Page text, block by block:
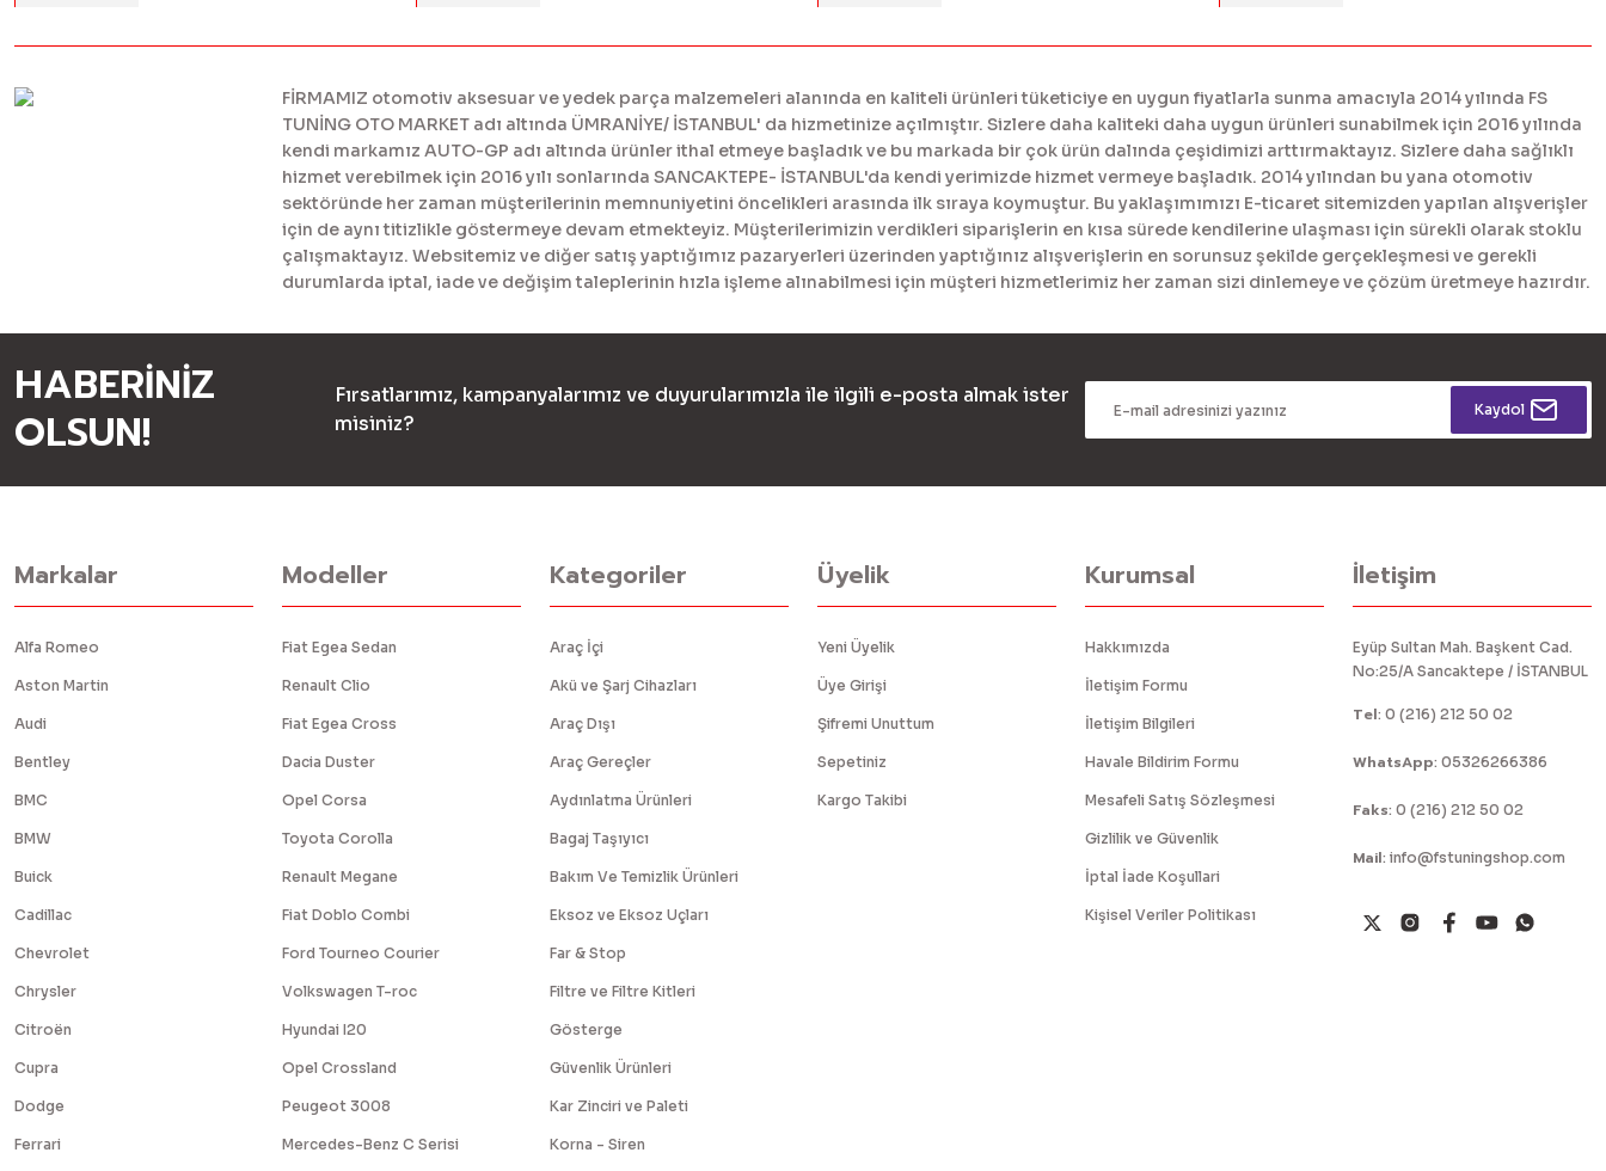
FİRMAMIZ otomotiv aksesuar ve yedek parça malzemeleri alanında en kaliteli ürünleri tüketiciye en uygun fiyatlarla sunma amacıyla 2014 yılında FS
TUNİNG OTO MARKET adı altında ÜMRANİYE/ İSTANBUL' da hizmetinize açılmıştır. Sizlere daha kaliteki daha uygun ürünleri sunabilmek için 2016 yılında
kendi markamız AUTO-GP adı altında ürünler ithal etmeye başladık ve bu markada bir çok ürün dalında çeşidimizi arttırmaktayız. Sizlere daha sağlıklı
hizmet verebilmek için 2016 yılı sonlarında SANCAKTEPE- İSTANBUL'da kendi yerimizde hizmet vermeye başladık. 2014 yılından bu yana otomotiv
sektöründe her zaman müşterilerinin memnuniyetini öncelikleri arasında ilk sıraya koymuştur. Bu yaklaşımımızı E-ticaret sitemizden yapılan alışverişler
için de aynı titizlikle göstermeye devam etmekteyiz. Müşterilerimizin verdikleri siparişlerin en kısa sürede kendilerine ulaşması için sürekli olarak stoklu
çalışmaktayız. Websitemiz ve diğer satış yaptığımız pazaryerleri üzerinden yaptığınız alışverişlerin en sorunsuz şekilde gerçekleşmesi ve gerekli
durumlarda iptal, iade ve değişim taleplerinin hızla işleme alınabilmesi için müşteri hizmetlerimiz her zaman sizi dinlemeye ve çözüm üretmeye hazırdır.
HABERİNİZ
OLSUN!
Fırsatlarımız, kampanyalarımız ve duyurularımızla ile ilgili e-posta almak ister
misiniz?
Kaydol
Markalar
Alfa Romeo
Aston Martin
Audi
Bentley
BMC
BMW
Buick
Cadillac
Chevrolet
Chrysler
Citroën
Cupra
Dodge
Ferrari
Modeller
Fiat Egea Sedan
Renault Clio
Fiat Egea Cross
Dacia Duster
Opel Corsa
Toyota Corolla
Renault Megane
Fiat Doblo Combi
Ford Tourneo Courier
Volkswagen T-roc
Hyundai I20
Opel Crossland
Peugeot 3008
Mercedes-Benz C Serisi
Kategoriler
Araç İçi
Akü ve Şarj Cihazları
Araç Dışı
Araç Gereçler
Aydınlatma Ürünleri
Bagaj Taşıyıcı
Bakım Ve Temizlik Ürünleri
Eksoz ve Eksoz Uçları
Far & Stop
Filtre ve Filtre Kitleri
Gösterge
Güvenlik Ürünleri
Kar Zinciri ve Paleti
Korna - Siren
Üyelik
Yeni Üyelik
Üye Girişi
Şifremi Unuttum
Sepetiniz
Kargo Takibi
Kurumsal
Hakkımızda
İletişim Formu
İletişim Bilgileri
Havale Bildirim Formu
Mesafeli Satış Sözleşmesi
Gizlilik ve Güvenlik
İptal İade Koşullari
Kişisel Veriler Politikası
İletişim
Eyüp Sultan Mah. Başkent Cad.
No:25/A Sancaktepe / İSTANBUL
Tel: 0 (216) 212 50 02
WhatsApp: 05326266386
Faks: 0 (216) 212 50 02
Mail: info@fstuningshop.com